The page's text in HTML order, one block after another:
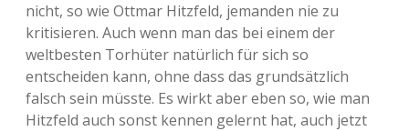
nicht, so wie Ottmar Hitzfeld, jemanden nie zu
kritisieren. Auch wenn man das bei einem der
weltbesten Torhüter natürlich für sich so
entscheiden kann, ohne dass das grundsätzlich
falsch sein müsste. Es wirkt aber eben so, wie man
Hitzfeld auch sonst kennen gelernt hat, auch jetzt